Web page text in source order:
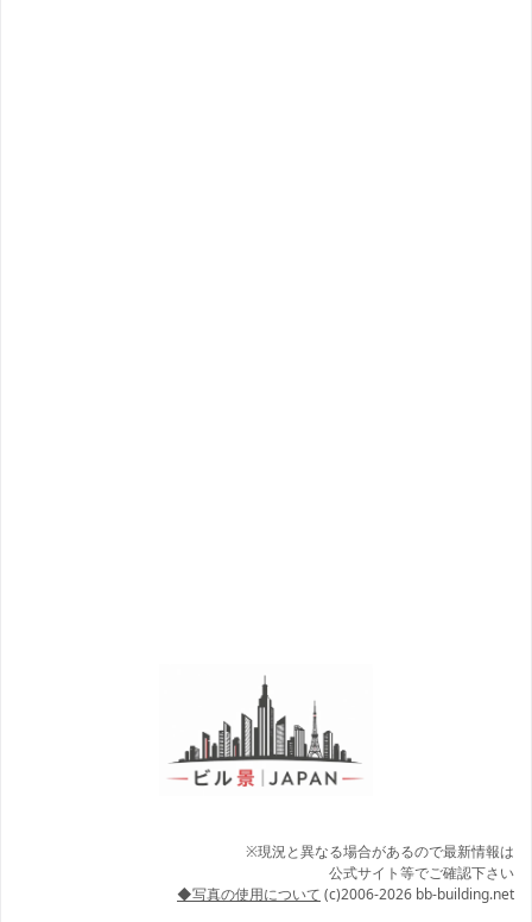
※現況と異なる場合があるので最新情報は
公式サイト等でご確認下さい
◆写真の使用について (c)2006-2026 bb-building.net